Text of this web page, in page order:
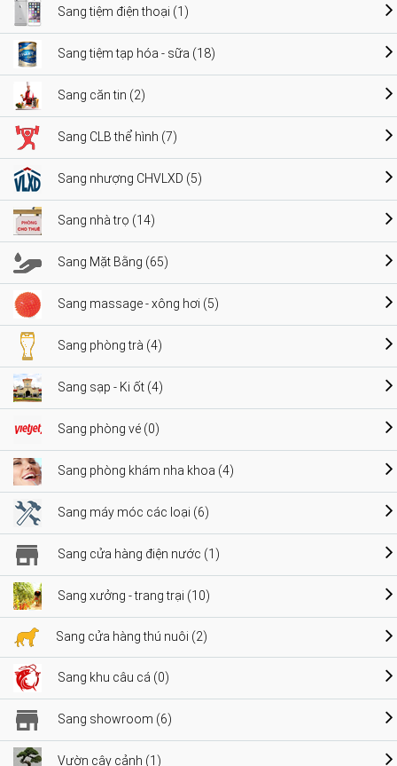
Sang tiệm điện thoại (1)
Sang tiệm tạp hóa - sữa (18)
Sang căn tin (2)
Sang CLB thể hình (7)
Sang nhượng CHVLXD (5)
Sang nhà trọ (14)
Sang Mặt Bằng (65)
Sang massage - xông hơi (5)
Sang phòng trà (4)
Sang sạp - Ki ốt (4)
Sang phòng vé (0)
Sang phòng khám nha khoa (4)
Sang máy móc các loại (6)
Sang cửa hàng điện nước (1)
Sang xưởng - trang trại (10)
Sang cửa hàng thú nuôi (2)
Sang khu câu cá (0)
Sang showroom (6)
Vườn cây cảnh (1)